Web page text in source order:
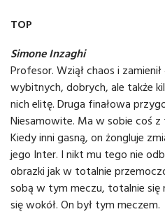
TOP
Simone Inzaghi
Profesor. Wziął chaos i
wybitnych, dobrych, ale także
nich elitę. Druga finałowa
Niesamowite. Ma w sobie coś
Kiedy inni gasną, on żongluje
jego Inter. I nikt mu tego nie
obrazki jak w totalnie
sobą w tym meczu, totalnie się
się wokół. On był tym meczem.